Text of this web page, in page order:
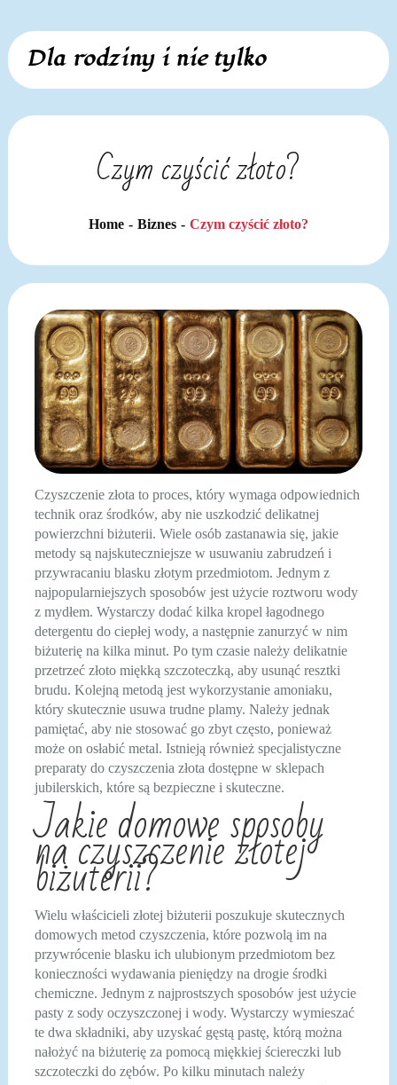
Skip
content
Dla rodziny i nie tylko
Czym czyścić złoto?
Home Biznes Czym czyścić złoto?
Czyszczenie złota to proces, który wymaga odpowiednich
technik oraz środków, aby nie uszkodzić delikatnej
powierzchni biżuterii. Wiele osób zastanawia się, jakie
metody są najskuteczniejsze w usuwaniu zabrudzeń i
przywracaniu blasku złotym przedmiotom. Jednym z
najpopularniejszych sposobów jest użycie roztworu wody
z mydłem. Wystarczy dodać kilka kropel łagodnego
detergentu do ciepłej wody, a następnie zanurzyć w nim
biżuterię na kilka minut. Po tym czasie należy delikatnie
przetrzeć złoto miękką szczoteczką, aby usunąć resztki
brudu. Kolejną metodą jest wykorzystanie amoniaku,
który skutecznie usuwa trudne plamy. Należy jednak
pamiętać, aby nie stosować go zbyt często, ponieważ
może on osłabić metal. Istnieją również specjalistyczne
preparaty do czyszczenia złota dostępne w sklepach
jubilerskich, które są bezpieczne i skuteczne.
Jakie domowe sposoby
na czyszczenie złotej
biżuterii?
Wielu właścicieli złotej biżuterii poszukuje skutecznych
domowych metod czyszczenia, które pozwolą im na
przywrócenie blasku ich ulubionym przedmiotom bez
konieczności wydawania pieniędzy na drogie środki
chemiczne. Jednym z najprostszych sposobów jest użycie
pasty z sody oczyszczonej i wody. Wystarczy wymieszać
te dwa składniki, aby uzyskać gęstą pastę, którą można
nałożyć na biżuterię za pomocą miękkiej ściereczki lub
szczoteczki do zębów. Po kilku minutach należy